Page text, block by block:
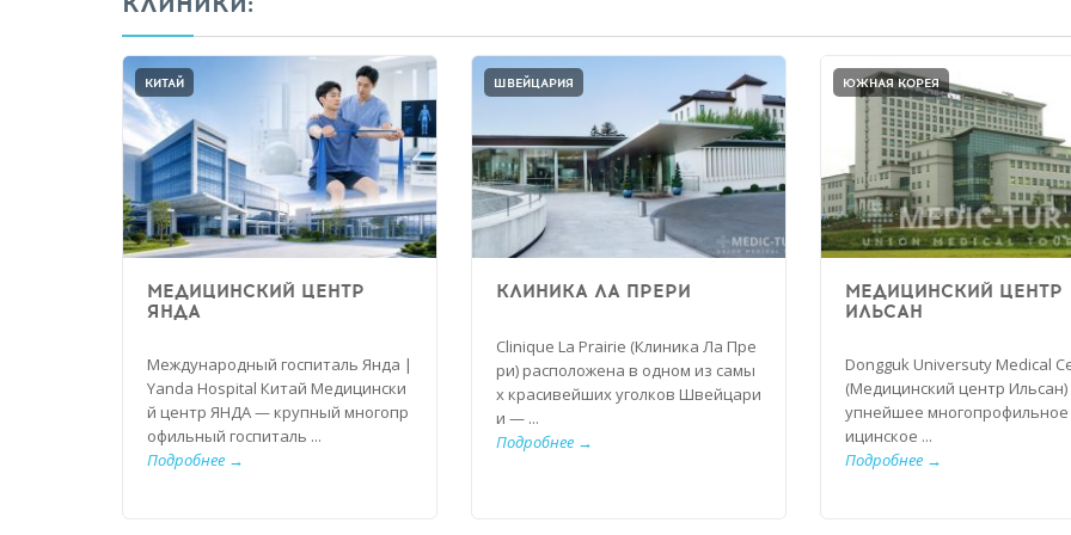
КИТАЙ
МЕДИЦИНСКИЙ ЦЕНТР
ЯНДА
Международный госпиталь Янда |
Yanda Hospital Китай Медицински
й центр ЯНДА — крупный многопр
офильный госпиталь ...
Подробнее →
ШВЕЙЦАРИЯ
КЛИНИКА ЛА ПРЕРИ
Clinique La Prairie (Клиника Ла Пре
ри) расположена в одном из самы
х красивейших уголков Швейцари
и — ...
Подробнее →
ЮЖНАЯ КОРЕЯ
МЕДИЦИНСКИЙ ЦЕНТР
ИЛЬСАН
Dongguk Universuty Medical
(Медицинский центр
упнейшее
ицинское ...
Подробнее →